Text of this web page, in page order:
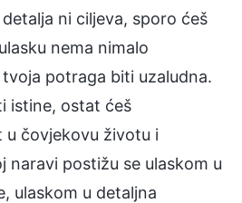
ni ciljeva, sporo ćeš
nema nimalo
potraga biti uzaludna.
istine, ostat ćeš
u čovjekovu životu i
naravi postižu se ulaskom u
ulaskom u detaljna